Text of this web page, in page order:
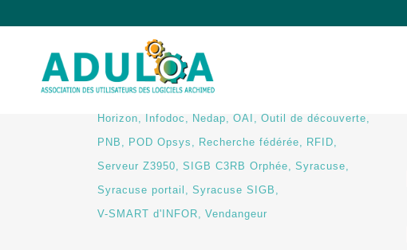
Aloès 180 Aloès 190
Automates de prêt
EDS
Ermès 2.0
Ermès 2.3
Horizon
Infodoc Nedap OAI
Outil de découverte
PNB
POD Opsys Recherche fédérée
RFID
Serveur Z3950
SIGB C3RB Orphée
Syracuse
Syracuse portail
Syracuse SIGB
V-SMART d'INFOR
Vendangeur